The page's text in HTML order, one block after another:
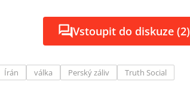
Vstoupit do diskuze (2)
Írán válka Perský záliv
Truth Social